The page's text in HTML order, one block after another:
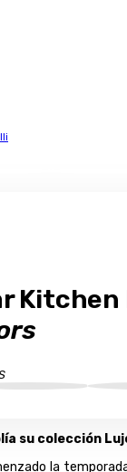
Kitchen
su colección
la